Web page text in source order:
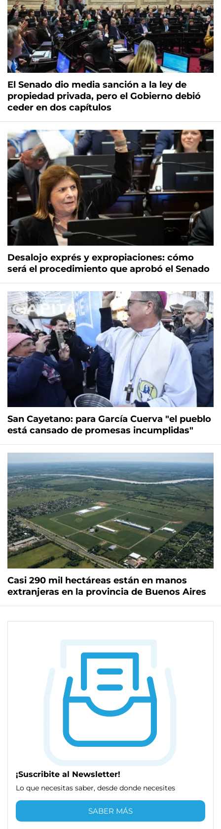
El Senado dio media sanción a la ley de
propiedad privada, pero el Gobierno debió
ceder en dos capítulos
Desalojo exprés y expropiaciones: cómo
será el procedimiento que aprobó el Senado
San Cayetano: para García Cuerva "el pueblo
está cansado de promesas incumplidas"
Casi 290 mil hectáreas están en manos
extranjeras en la provincia de Buenos Aires
¡Suscribite al Newsletter!
Lo que necesitas saber, desde donde necesites
SABER MÁS